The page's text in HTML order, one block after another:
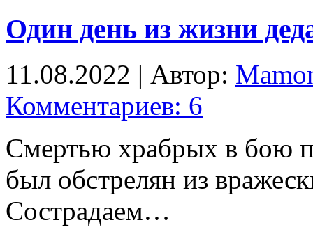
Один день из жизни
11.08.2022 | Автор:
Комментариев: 6
Смертью храбрых в бою
был обстрелян из
Сострадаем…